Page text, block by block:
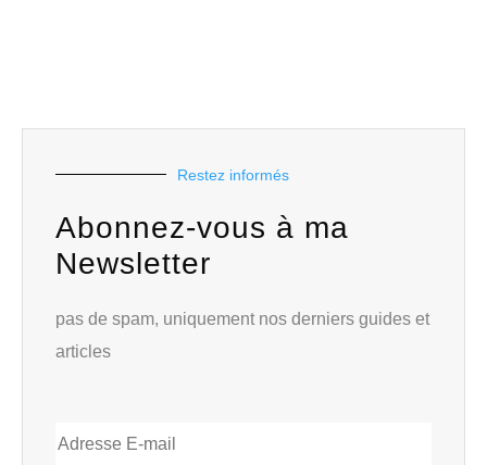
Restez informés
Abonnez-vous à ma
Newsletter
pas de spam, uniquement nos derniers guides et
articles